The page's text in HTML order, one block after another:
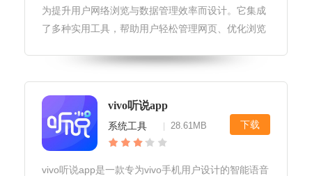
为提升用户网络浏览与数据管理效率而设计。它集成
了多种实用工具，帮助用户轻松管理网页、优化浏览
安全。WebCat免费版软件主要功能1.网页快照与备
份：自动捕获并保存您
vivo听说app
系统工具 28.61MB 下载
vivo听说app是一款专为vivo手机用户设计的智能语音